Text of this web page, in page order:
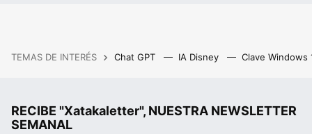
TEMAS DE INTERÉS Chat GPT IA Disney Clave Windows
RECIBE "Xatakaletter", NUESTRA NEWSLETTER
SEMANAL